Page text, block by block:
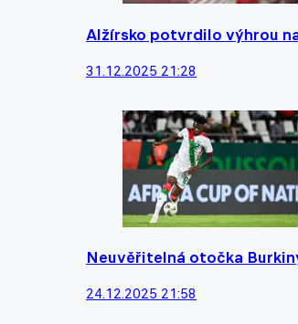
Alžírsko potvrdilo výhrou
31.12.2025 21:28
Neuvěřitelná otočka
24.12.2025 21:58